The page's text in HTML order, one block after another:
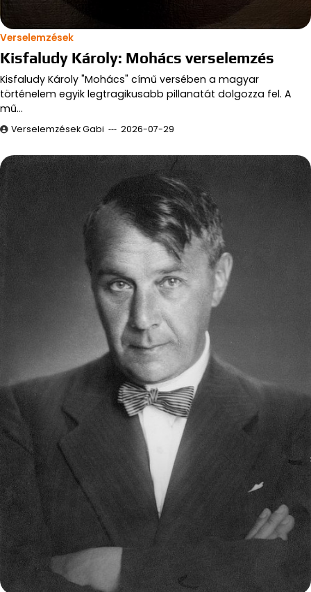
Verselemzések
Kisfaludy Károly: Mohács verselemzés
Kisfaludy Károly "Mohács" című versében a magyar
történelem egyik legtragikusabb pillanatát dolgozza fel. A
mű…
Verselemzések Gabi 2026-07-29